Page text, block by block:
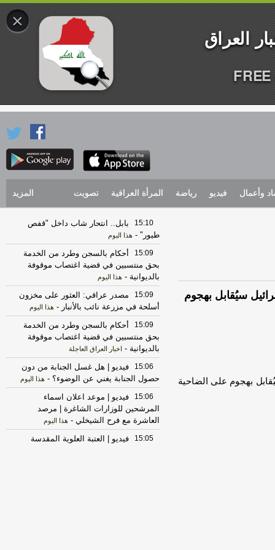
وأعمال فيديو رياضة المرأة العراقية تصويت المزيد
سيُقابل بهجوم
بهجوم على الضاحية
15:10
بابل.. انتحار شاب داخل "قفص
طيور" - هذا اليوم
15:09
أحكام بالسجن وطرد من الخدمة
بحق منتسبين في قضية اغتصاب موقوفة
بالديوانية - هذا اليوم
15:09
مصدر عراقي: العثور على مخزون
أسلحة في مزرعة نائب بالأنبار - هذا اليوم
15:09
أحكام بالسجن وطرد من الخدمة
بحق منتسبين في قضية اغتصاب موقوفة
بالديوانية - اخبار العراق العاجلة
15:06
فيديو | هل غسل الجنابة من دون
حصول الجنابة يغني عن الوضوء؟ - هذا اليوم
15:06
فيديو | موعد اعلان اسماء
المرشحين للوزارات الشاغرة | مرصد
العاشرة مع فرح الشيخلي - هذا اليوم
15:05
فيديو | العتبة العلوية المقدسة
×